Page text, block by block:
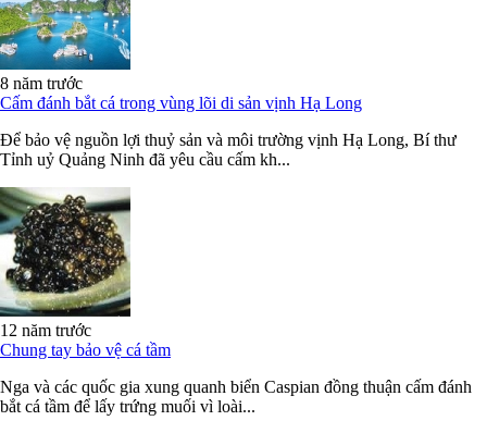
8 năm trước
Cấm đánh bắt cá trong vùng lõi di sản vịnh Hạ Long
Để bảo vệ nguồn lợi thuỷ sản và môi trường vịnh Hạ Long, Bí thư
Tỉnh uỷ Quảng Ninh đã yêu cầu cấm kh...
12 năm trước
Chung tay bảo vệ cá tầm
Nga và các quốc gia xung quanh biển Caspian đồng thuận cấm đánh
bắt cá tầm để lấy trứng muối vì loài...